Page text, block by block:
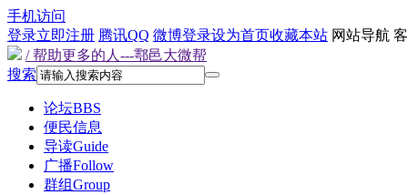
手机访问
登录立即注册 腾讯QQ 微博登录设为首页收藏本站 网站导航
/ 帮助更多的人---鄠邑大微帮
搜索
论坛BBS
便民信息
导读Guide
广播Follow
群组Group